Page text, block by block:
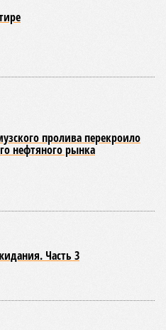
пролива перекроило
нефтяного рынка
Часть 3